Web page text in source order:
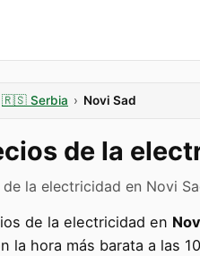
🇷🇸 Serbia › Novi Sad
de la
la electricidad en Novi
de la electricidad en
la hora más barata a las